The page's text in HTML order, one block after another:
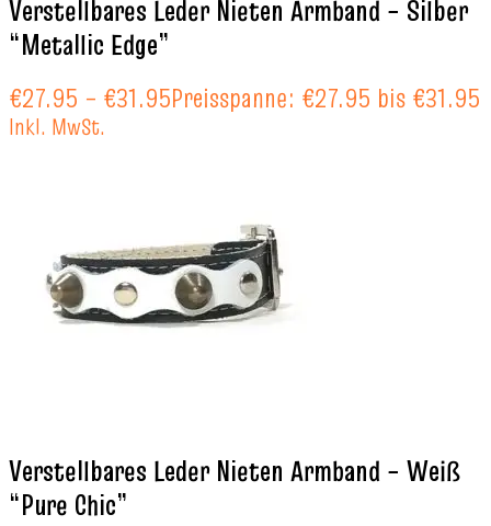
Verstellbares Leder Nieten Armband – Silber
“Metallic Edge”
€27.95 – €31.95Preisspanne: €27.95 bis €31.95
Inkl. MwSt.
Verstellbares Leder Nieten Armband – Weiß
“Pure Chic”